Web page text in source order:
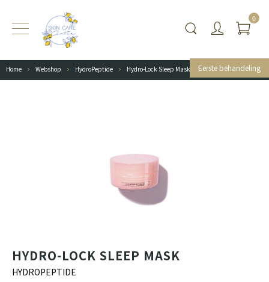
Eerste behandeling
0
Home Webshop HydroPeptide Hydro-Lock Sleep Mask
HYDRO-LOCK SLEEP MASK
HYDROPEPTIDE